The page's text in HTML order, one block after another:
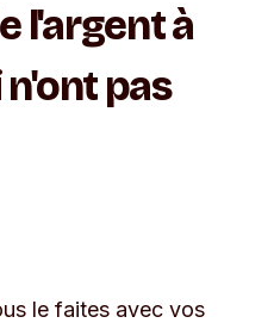
l'argent à
pas
le faites avec vos